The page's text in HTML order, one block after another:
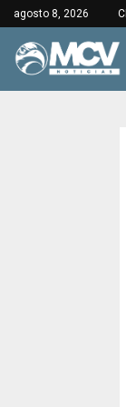
agosto 8, 2026